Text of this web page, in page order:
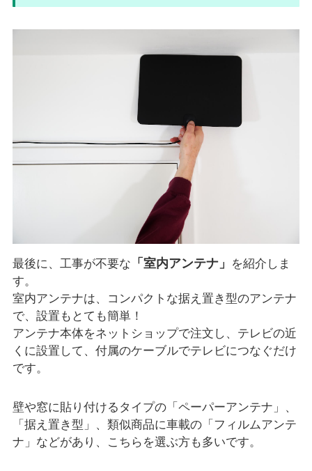
最後に、工事が不要な 「室内アンテナ」 を紹介しま
す。
室内アンテナは、コンパクトな据え置き型のアンテナ
で、設置もとても簡単！
アンテナ本体をネットショップで注文し、テレビの近
くに設置して、付属のケーブルでテレビにつなぐだけ
です。
壁や窓に貼り付けるタイプの「ペーパーアンテナ」、
「据え置き型」、類似商品に車載の「フィルムアンテ
ナ」などがあり、こちらを選ぶ方も多いです。